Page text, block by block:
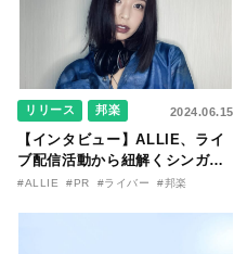
リリース 邦楽 2024.06.15
【インタビュー】ALLIE、ライ
ブ配信活動から紐解くシンガー
としての闘志と歌表現へのこだ
#ALLIE #PR #ライバー #邦楽